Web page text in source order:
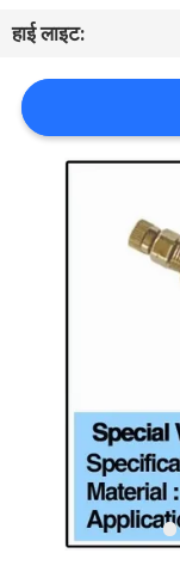
एक
उद्धरण
की
विनती
PRIVACY
POLICY
हाई लाइट: